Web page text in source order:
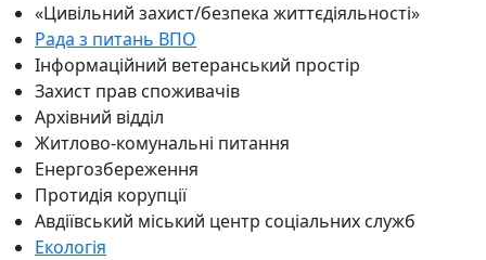
«Цивільний захист/безпека життєдіяльності»
Рада з питань ВПО
Інформаційний ветеранський простір
Захист прав споживачів
Архівний відділ
Житлово-комунальні питання
Енергозбереження
Протидія корупції
Авдіївський міський центр соціальних служб
Екологія